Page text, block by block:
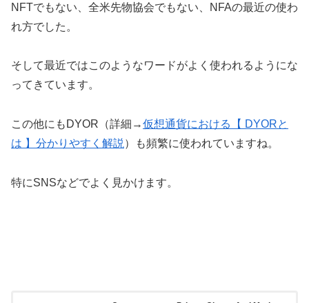
NFTでもない、全米先物協会でもない、NFAの最近の使わ
れ方でした。
そして最近ではこのようなワードがよく使われるようにな
ってきています。
この他にもDYOR（詳細→仮想通貨における【 DYORと
は 】分かりやすく解説 ）も頻繁に使われていますね。
特にSNSなどでよく見かけます。